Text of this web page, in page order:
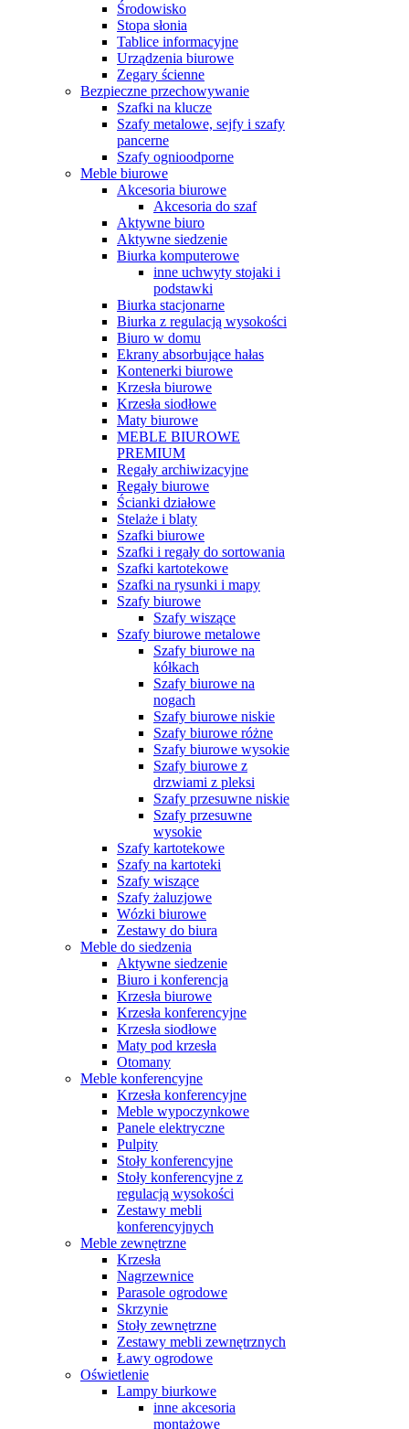
Środowisko
Stopa słonia
Tablice informacyjne
Urządzenia biurowe
Zegary ścienne
Bezpieczne przechowywanie
Szafki na klucze
Szafy metalowe, sejfy i szafy
pancerne
Szafy ognioodporne
Meble biurowe
Akcesoria biurowe
Akcesoria do szaf
Aktywne biuro
Aktywne siedzenie
Biurka komputerowe
inne uchwyty stojaki i
podstawki
Biurka stacjonarne
Biurka z regulacją wysokości
Biuro w domu
Ekrany absorbujące hałas
Kontenerki biurowe
Krzesła biurowe
Krzesła siodłowe
Maty biurowe
MEBLE BIUROWE
PREMIUM
Regały archiwizacyjne
Regały biurowe
Ścianki działowe
Stelaże i blaty
Szafki biurowe
Szafki i regały do sortowania
Szafki kartotekowe
Szafki na rysunki i mapy
Szafy biurowe
Szafy wiszące
Szafy biurowe metalowe
Szafy biurowe na
kółkach
Szafy biurowe na
nogach
Szafy biurowe niskie
Szafy biurowe różne
Szafy biurowe wysokie
Szafy biurowe z
drzwiami z pleksi
Szafy przesuwne niskie
Szafy przesuwne
wysokie
Szafy kartotekowe
Szafy na kartoteki
Szafy wiszące
Szafy żaluzjowe
Wózki biurowe
Zestawy do biura
Meble do siedzenia
Aktywne siedzenie
Biuro i konferencja
Krzesła biurowe
Krzesła konferencyjne
Krzesła siodłowe
Maty pod krzesła
Otomany
Meble konferencyjne
Krzesła konferencyjne
Meble wypoczynkowe
Panele elektryczne
Pulpity
Stoły konferencyjne
Stoły konferencyjne z
regulacją wysokości
Zestawy mebli
konferencyjnych
Meble zewnętrzne
Krzesła
Nagrzewnice
Parasole ogrodowe
Skrzynie
Stoły zewnętrzne
Zestawy mebli zewnętrznych
Ławy ogrodowe
Oświetlenie
Lampy biurkowe
inne akcesoria
montażowe